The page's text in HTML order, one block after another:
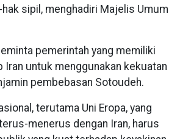
sipil, menghadiri Majelis Umum
pemerintah yang memiliki
Iran untuk menggunakan kekuatan
pembebasan Sotoudeh.
terutama Uni Eropa, yang
menerus dengan Iran, harus